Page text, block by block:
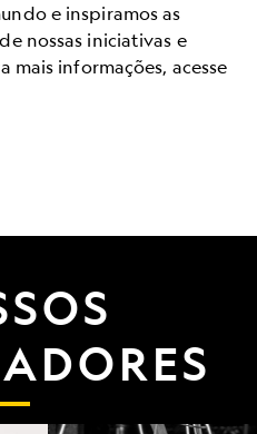
e inspiramos as
nossas iniciativas e
mais informações, acesse